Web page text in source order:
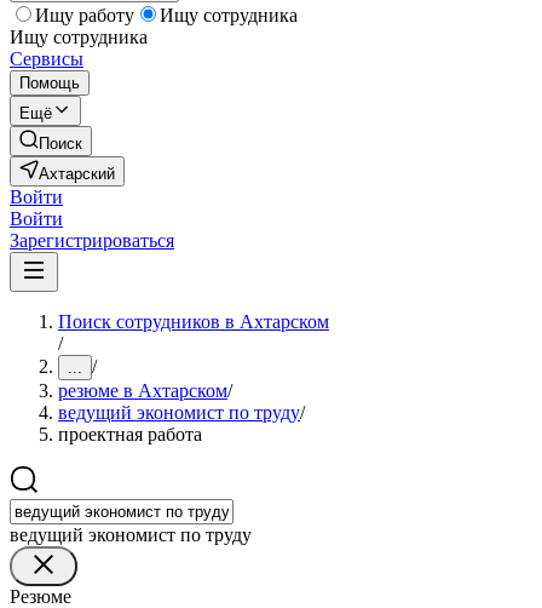
Ищу работу
Ищу сотрудника
Ищу сотрудника
Сервисы
Помощь
Ещё
Поиск
Ахтарский
Войти
Войти
Зарегистрироваться
Поиск сотрудников в Ахтарском
/
... /
резюме в Ахтарском/
ведущий экономист по труду/
проектная работа
ведущий экономист по труду
Резюме